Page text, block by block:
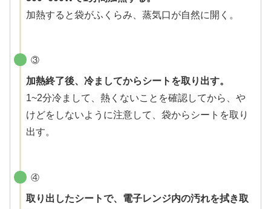
加熱すると袋がふくらみ、蒸気口が自然に開く。
③
加熱終了後、冷ましてからシートを取り出す。
1~2分冷まして、熱くないことを確認してから、や
けどをしないように注意して、袋からシートを取り
出す。
④
取り出したシートで、電子レンジ内の汚れを拭き取